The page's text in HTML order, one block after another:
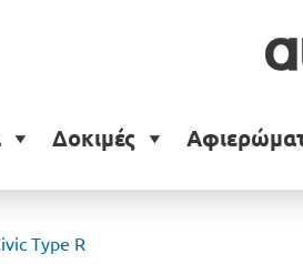
Δοκιμές
Type R